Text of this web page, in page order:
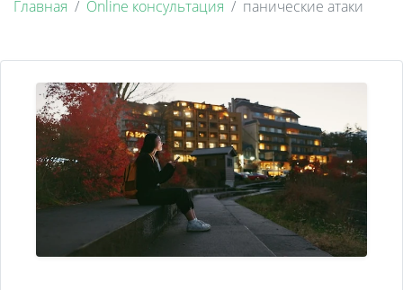
Главная Online консультация панические атаки